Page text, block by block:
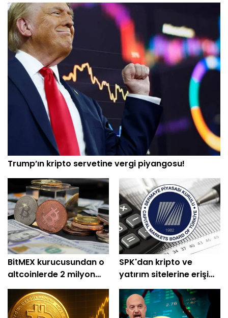
Trump’ın kripto servetine vergi piyangosu!
BitMEX kurucusundan o
altcoinlerde 2 milyon
dolarlık alım
SPK'dan kripto ve
yatırım sitelerine erişim
engeli